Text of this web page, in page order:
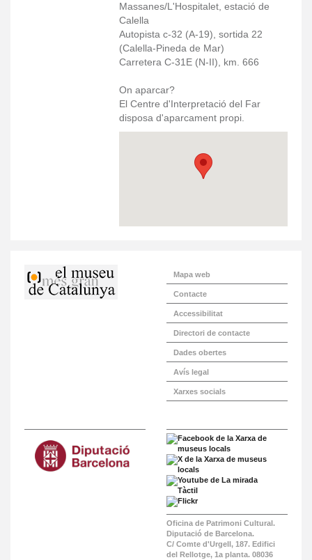
Massanes/L'Hospitalet, estació de
Calella
Autopista c-32 (A-19), sortida 22
(Calella-Pineda de Mar)
Carretera C-31E (N-II), km. 666
On aparcar?
El Centre d'Interpretació del Far
disposa d'aparcament propi.
Mapa web
Contacte
Accessibilitat
Directori de contacte
Dades obertes
Avís legal
Xarxes socials
Oficina de Patrimoni Cultural.
Diputació de Barcelona.
C/ Comte d'Urgell, 187. Edifici
del Rellotge, 1a planta. 08036